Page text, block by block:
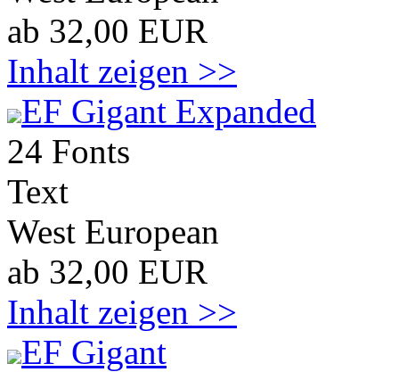
ab 32,00 EUR
Inhalt zeigen >>
EF Gigant Expanded
24 Fonts
Text
West European
ab 32,00 EUR
Inhalt zeigen >>
EF Gigant